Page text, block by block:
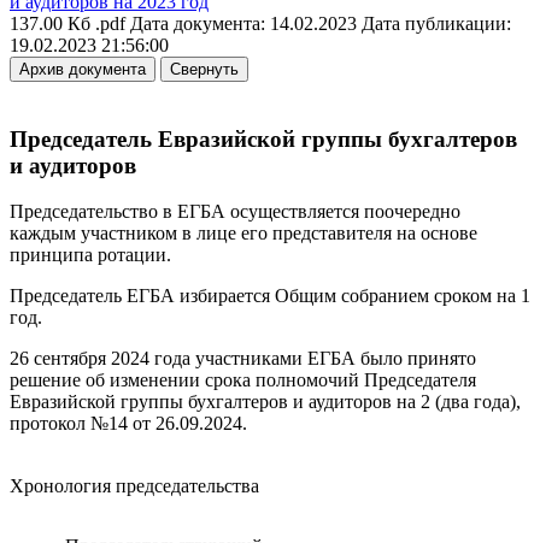
137.00 Кб .pdf Дата документа: 14.02.2023 Дата публикации:
19.02.2023 21:56:00
Архив документа Свернуть
Председатель Евразийской группы бухгалтеров
и аудиторов
Председательство в ЕГБА осуществляется поочередно
каждым участником в лице его представителя на основе
принципа ротации.
Председатель ЕГБА избирается Общим собранием сроком на 1
год.
26 сентября 2024 года участниками ЕГБА было принято
решение об изменении срока полномочий Председателя
Евразийской группы бухгалтеров и аудиторов на 2 (два года),
протокол №14 от 26.09.2024.
Хронология председательства